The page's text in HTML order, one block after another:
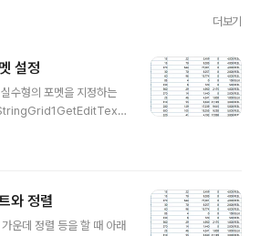
더보기
설정
수형의 포멧을 지정하는
for real numbers in
와 정렬
운데 정렬 등을 할 때 아래